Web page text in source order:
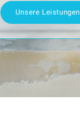
Unsere Leistungen